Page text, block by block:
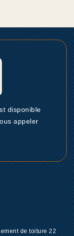
disponible
appeler
de toiture 22